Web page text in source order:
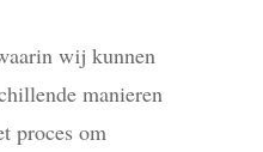
wij kunnen
manieren
proces om